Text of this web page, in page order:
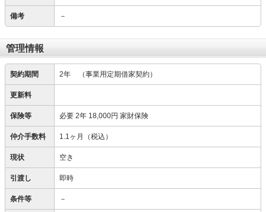
備考 －
管理情報
契約期間 2年 （事業用定期借家契約）
更新料
保険等 必要 2年 18,000円 家財保険
仲介手数料 1.1ヶ月（税込）
現状 空き
引渡し 即時
条件等 －